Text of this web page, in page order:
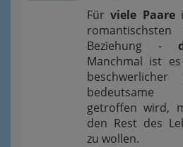
Fürviele Paare
Beziehung -
Manchmal ist
bedeutsame
getroffen wird,
den Rest des
zu wollen.